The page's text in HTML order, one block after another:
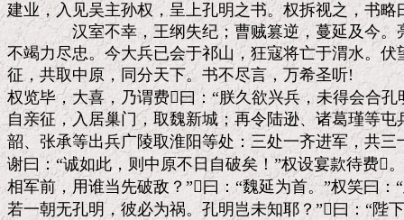
建业，入见吴主孙权，呈上孔明之书。权拆视之，书略
汉室不幸，王纲失纪；曹贼篡逆，蔓延及今。亮
不竭力尽忠。今大兵已会于祁山，狂寇将亡于渭水。
征，共取中原，同分天下。书不尽言，万希圣听!
权览毕，大喜，乃谓费曰：“朕久欲兴兵，未得会合
自亲征，入居巢门，取魏新城；再令陆逊、诸葛瑾等
韶、张承等出兵广陵取淮阳等处：三处一齐进军，共三
谢曰：“诚如此，则中原不日自破矣！”权设宴款待费
相军前，用谁当先破敌？”曰：“魏延为首。”权笑曰：
若一朝无孔明，彼必为祸。孔明岂未知耶？”曰：“陛